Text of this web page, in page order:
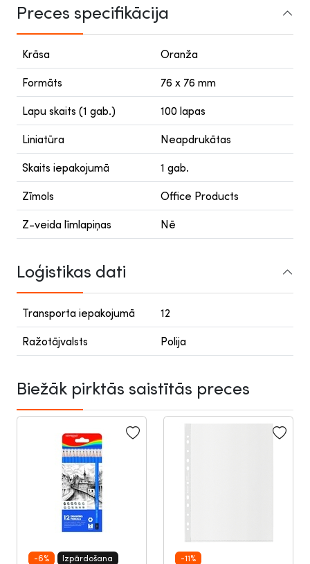
Preces specifikācija
Krāsa Oranža
Formāts 76 x 76 mm
Lapu skaits (1 gab.) 100 lapas
Liniatūra Neapdrukātas
Skaits iepakojumā 1 gab.
Zīmols Office Products
Z-veida līmlapiņas Nē
Loģistikas dati
Transporta iepakojumā 12
Ražotājvalsts Polija
Biežāk pirktās saistītās preces
-6% Izpārdošana -11%